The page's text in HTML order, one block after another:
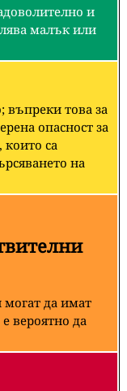
и
малък или
въпреки това за
опасност за
са
на
могат да имат
вероятно да